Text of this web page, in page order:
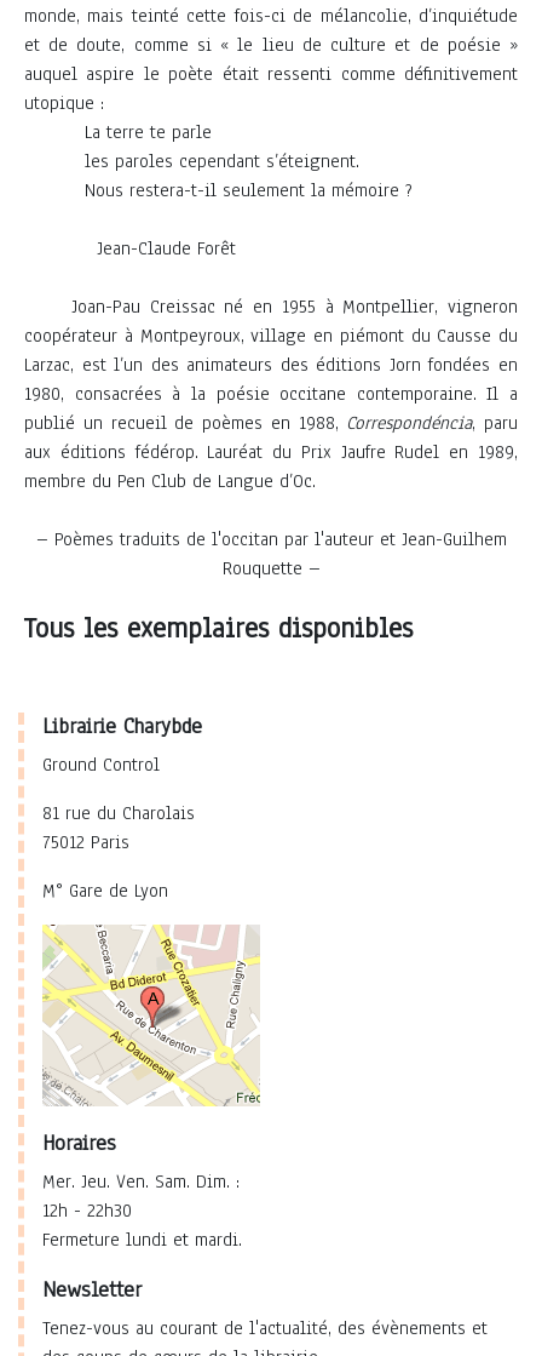
monde, mais teinté cette fois-ci de mélancolie, d’inquiétude
et de doute, comme si « le lieu de culture et de poésie »
auquel aspire le poète était ressenti comme définitivement
utopique :
La terre te parle
les paroles cependant s’éteignent.
Nous restera-t-il seulement la mémoire ?
Jean-Claude Forêt
Joan-Pau Creissac né en 1955 à Montpellier, vigneron
coopérateur à Montpeyroux, village en piémont du Causse du
Larzac, est l’un des animateurs des éditions Jorn fondées en
1980, consacrées à la poésie occitane contemporaine. Il a
publié un recueil de poèmes en 1988, Correspondéncia, paru
aux éditions fédérop. Lauréat du Prix Jaufre Rudel en 1989,
membre du Pen Club de Langue d’Oc.
– Poèmes traduits de l'occitan par l'auteur et Jean-Guilhem
Rouquette –
Tous les exemplaires disponibles
Librairie Charybde
Ground Control
81 rue du Charolais
75012 Paris
M° Gare de Lyon
Horaires
Mer. Jeu. Ven. Sam. Dim. :
12h - 22h30
Fermeture lundi et mardi.
Newsletter
Tenez-vous au courant de l'actualité, des évènements et